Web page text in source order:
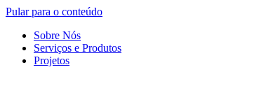
Pular para o conteúdo
Sobre Nós
Serviços e Produtos
Projetos